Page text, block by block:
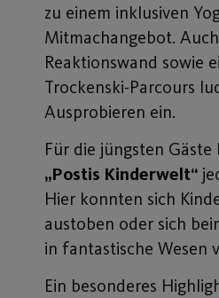
zu einem inklusiven
Mitmachangebot.
Reaktionswand sowie
Trockenski-Parcours
Ausprobieren ein.
Für die jüngsten
„Postis Kinderwelt“
Hier konnten sich
austoben oder sich
in fantastische Wesen
Ein besonderes